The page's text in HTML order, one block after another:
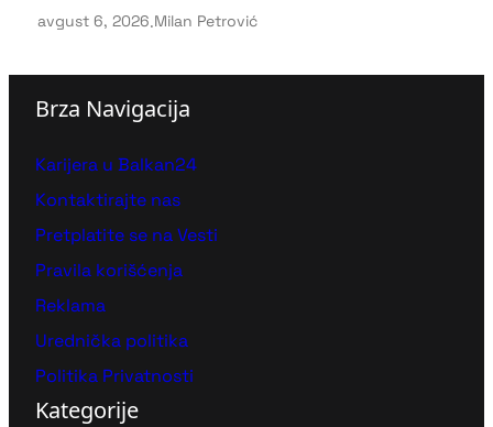
avgust 6, 2026.Milan Petrović
Brza Navigacija
Karijera u Balkan24
Kontaktirajte nas
Pretplatite se na Vesti
Pravila korišćenja
Reklama
Urednička politika
Politika Privatnosti
Kategorije